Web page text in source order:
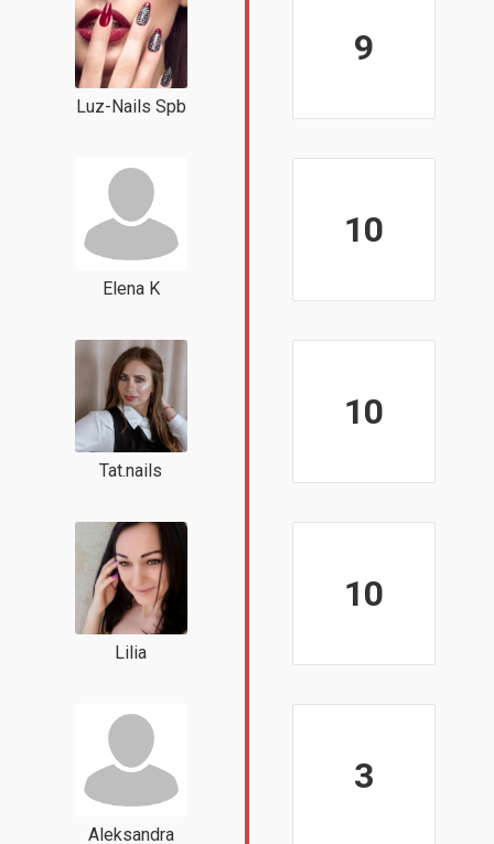
Luz-Nails Spb
9
Elena K
10
Tat.nails
10
Lilia
10
Aleksandra
3